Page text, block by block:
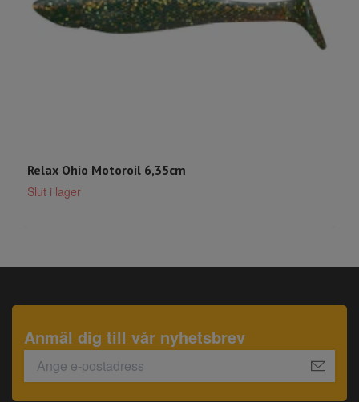
Relax Ohio Motoroil 6,35cm
Slut i lager
Anmäl dig till vår nyhetsbrev